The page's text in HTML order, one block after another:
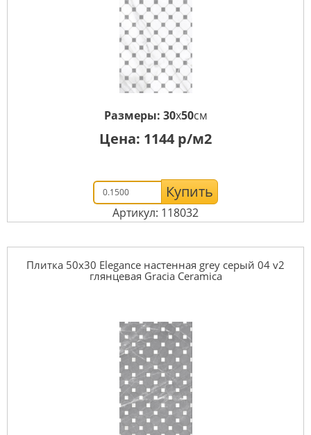
Размеры: 30x50см
Цена: 1144 р/м2
Купить
Артикул: 118032
Плитка 50x30 Elegance настенная grey серый 04 v2
глянцевая Gracia Ceramica